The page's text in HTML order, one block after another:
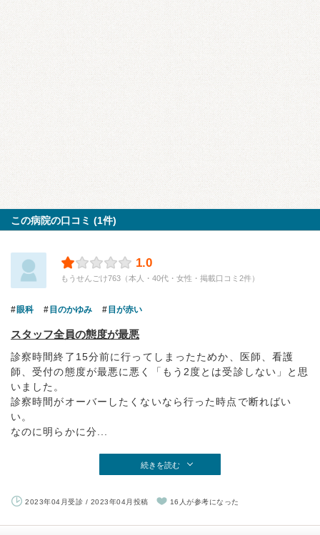
この病院の口コミ (1件)
1.0
もうせんごけ763（本人・40代・女性・掲載口コミ2件）
眼科 目のかゆみ 目が赤い
スタッフ全員の態度が最悪
診察時間終了15分前に行ってしまったためか、医師、看護
師、受付の態度が最悪に悪く「もう2度とは受診しない」と思
いました。
診察時間がオーバーしたくないなら行った時点で断ればい
い。
なのに明らかに分...
続きを読む
2023年04月受診 / 2023年04月投稿 16人が参考になった